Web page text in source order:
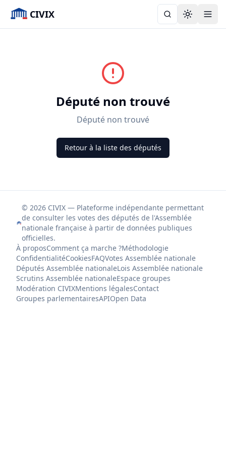
CIVIX Toggle
Député non trouvé
Député non trouvé
Retour à la liste des députés
© 2026 CIVIX — Plateforme indépendante permettant
de consulter les votes des députés de l'Assemblée
nationale française à partir de données publiques
officielles.
À proposComment ça marche ?Méthodologie
ConfidentialitéCookiesFAQVotes Assemblée nationale
Députés Assemblée nationaleLois Assemblée nationale
Scrutins Assemblée nationaleEspace groupes
Modération CIVIXMentions légalesContact
Groupes parlementairesAPIOpen Data